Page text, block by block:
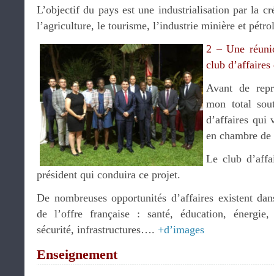
L’objectif du pays est une industrialisation par la
l’agriculture, le tourisme, l’industrie minière et
2 – Une
club
Avant de
mon total
d’affaires qui
en chambre
Le club
président qui conduira ce projet.
De nombreuses opportunités d’affaires existent
de l’offre française : santé, éducation, énergie,
sécurité, infrastructures…. +d’images
Enseignement